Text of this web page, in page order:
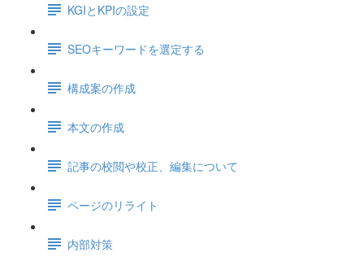
KGIとKPIの設定
SEOキーワードを選定する
構成案の作成
本文の作成
記事の校閲や校正、編集について
ページのリライト
内部対策